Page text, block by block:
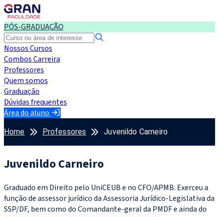
PÓS-GRADUAÇÃO
Nossos Cursos
Combos Carreira
Professores
Quem somos
Graduação
Dúvidas frequentes
Área do aluno
Home Professores Juvenildo Carneiro
Juvenildo Carneiro
Graduado em Direito pelo UniCEUB e no CFO/APMB. Exerceu a
função de assessor jurídico da Assessoria Jurídico-Legislativa da
SSP/DF, bem como do Comandante-geral da PMDF e ainda do